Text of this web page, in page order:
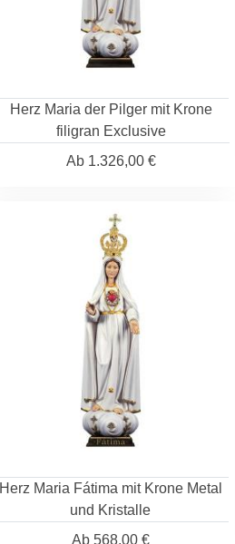
Herz Maria der Pilger mit Krone
filigran Exclusive
Ab1.326,00 €
Herz Maria Fátima mit Krone Metal
und Kristalle
Ab568,00 €